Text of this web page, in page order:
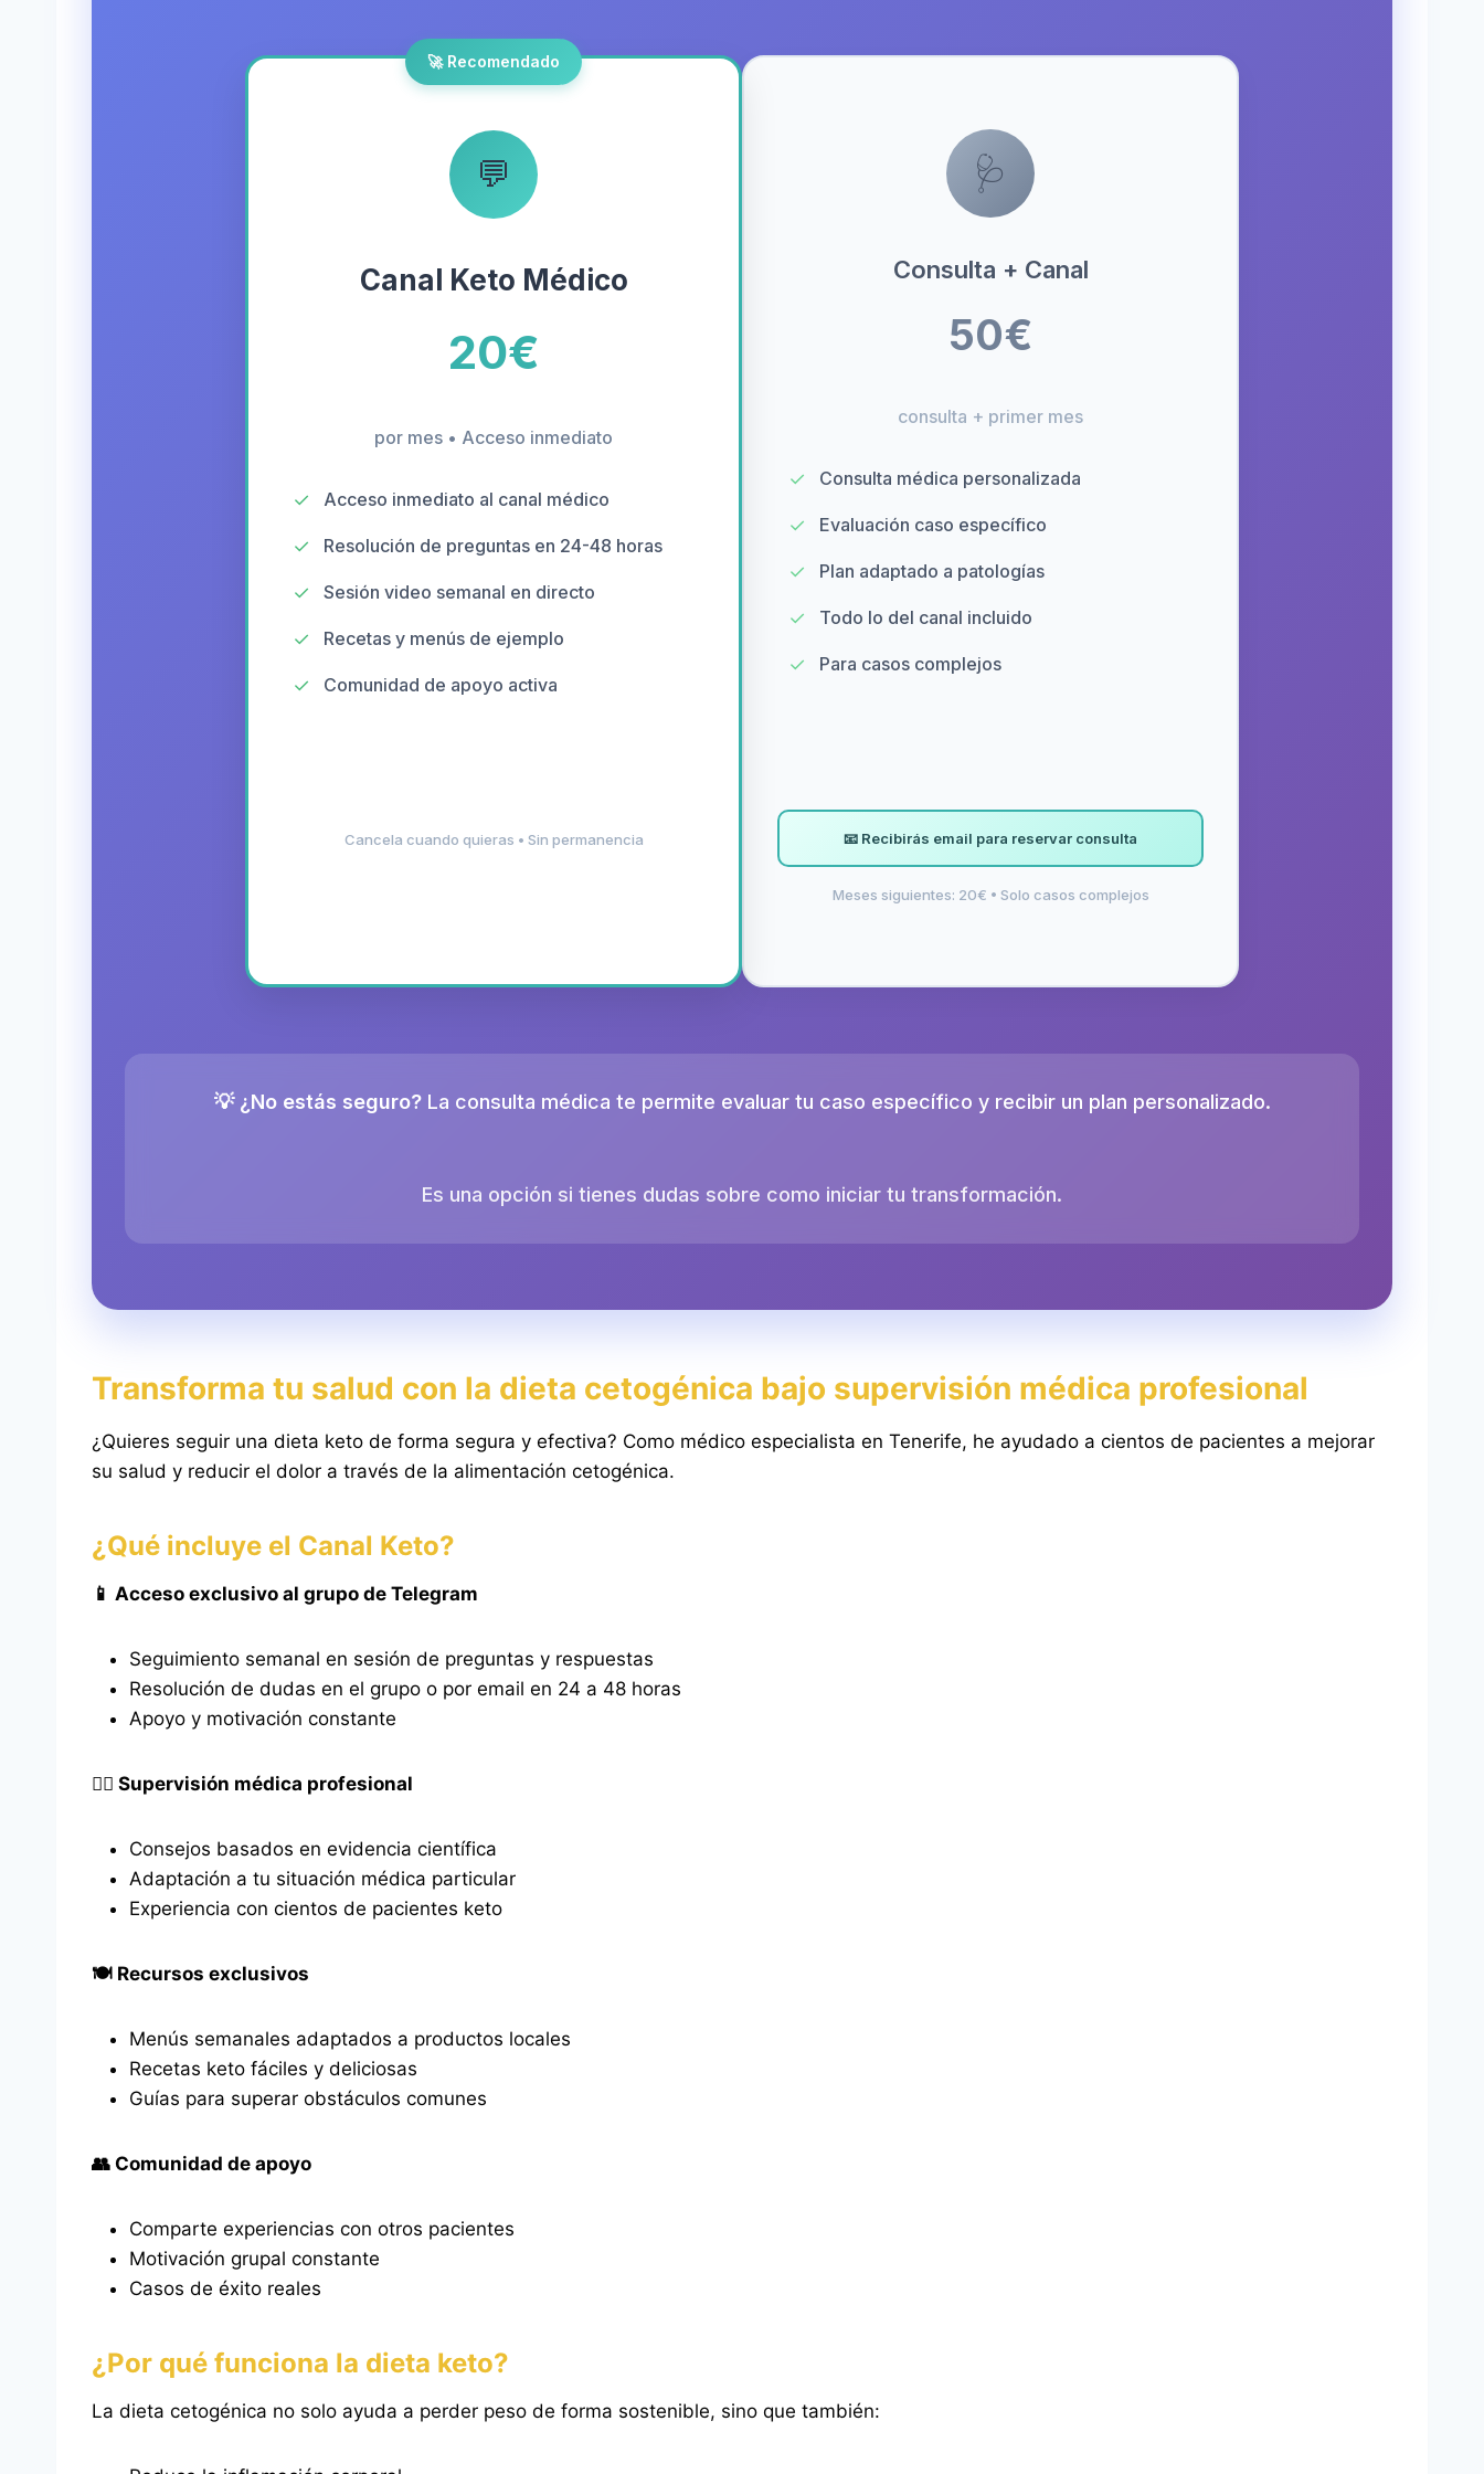
🚀 Recomendado
💬
Canal Keto Médico
20€
por mes • Acceso inmediato
✓ Acceso inmediato al canal médico
✓ Resolución de preguntas en 24-48 horas
✓ Sesión video semanal en directo
✓ Recetas y menús de ejemplo
✓ Comunidad de apoyo activa
Cancela cuando quieras • Sin permanencia
🩺
Consulta + Canal
50€
consulta + primer mes
✓ Consulta médica personalizada
✓ Evaluación caso específico
✓ Plan adaptado a patologías
✓ Todo lo del canal incluido
✓ Para casos complejos
📧 Recibirás email para reservar consulta
Meses siguientes: 20€ • Solo casos complejos
💡 ¿No estás seguro?La consulta médica te permite evaluar tu caso específico y recibir un plan personalizado.
Es una opción si tienes dudas sobre como iniciar tu transformación.
Transforma tu salud con la dieta cetogénica bajo supervisión médica profesional
¿Quieres seguir una dieta keto de forma segura y efectiva? Como médico especialista en Tenerife, he ayudado a cientos de pacientes a mejorar
su salud y reducir el dolor a través de la alimentación cetogénica.
¿Qué incluye el Canal Keto?
📱 Acceso exclusivo al grupo de Telegram
Seguimiento semanal en sesión de preguntas y respuestas
Resolución de dudas en el grupo o por email en 24 a 48 horas
Apoyo y motivación constante
👨‍⚕️ Supervisión médica profesional
Consejos basados en evidencia científica
Adaptación a tu situación médica particular
Experiencia con cientos de pacientes keto
🍽️ Recursos exclusivos
Menús semanales adaptados a productos locales
Recetas keto fáciles y deliciosas
Guías para superar obstáculos comunes
👥 Comunidad de apoyo
Comparte experiencias con otros pacientes
Motivación grupal constante
Casos de éxito reales
¿Por qué funciona la dieta keto?
La dieta cetogénica no solo ayuda a perder peso de forma sostenible, sino que también: